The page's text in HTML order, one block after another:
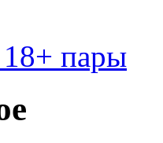
18+ пары